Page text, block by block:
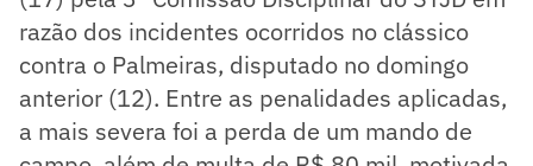
razão dos incidentes ocorridos no clássico
contra o Palmeiras, disputado no domingo
anterior (12). Entre as penalidades aplicadas,
a mais severa foi a perda de um mando de